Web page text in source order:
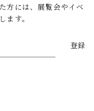
方には、展覧会やイベ
ます。
登録